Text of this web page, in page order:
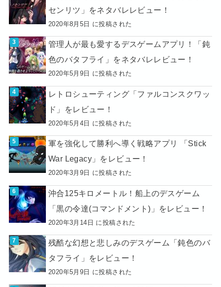
センリツ」をネタバレレビュー！
2020年8月5日 に投稿された
管理人が最も愛するデスゲームアプリ！「鈍
色のバタフライ」をネタバレレビュー！
2020年5月9日 に投稿された
レトロシューティング「ファルコンスクワッ
ド」をレビュー！
2020年5月4日 に投稿された
軍を強化して勝利へ導く戦略アプリ 「Stick
War Legacy」をレビュー！
2020年3月9日 に投稿された
沖合125キロメートル！船上のデスゲーム
「黒の令達(コマンドメント)」をレビュー！
2020年3月14日 に投稿された
残酷な幻想と悲しみのデスゲーム「鈍色のバ
タフライ」をレビュー！
2020年5月9日 に投稿された